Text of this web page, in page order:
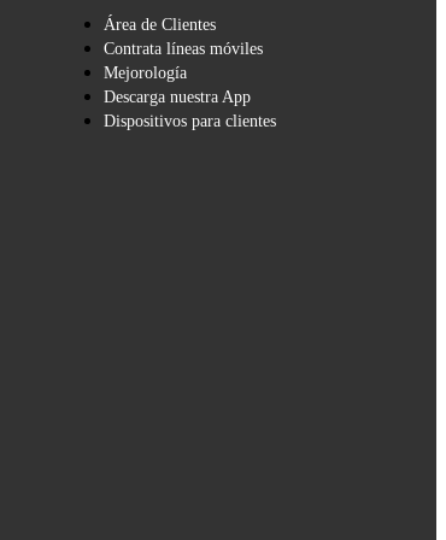
Área de Clientes
Contrata líneas móviles
Mejorología
Descarga nuestra App
Dispositivos para clientes